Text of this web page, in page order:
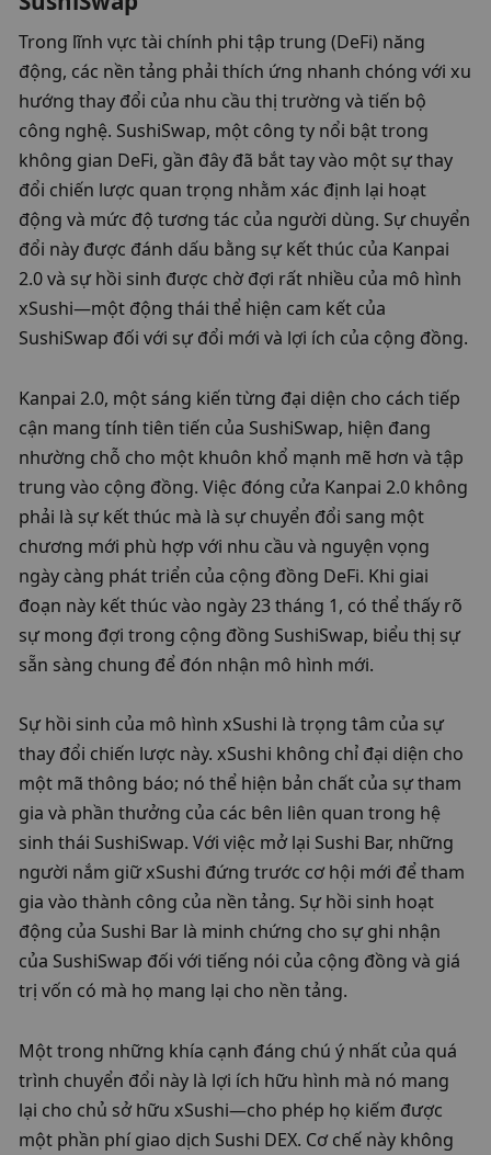
Trong lĩnh vực tài chính phi tập trung (DeFi) năng
động, các nền tảng phải thích ứng nhanh chóng với xu
hướng thay đổi của nhu cầu thị trường và tiến bộ
công nghệ. SushiSwap, một công ty nổi bật trong
không gian DeFi, gần đây đã bắt tay vào một sự thay
đổi chiến lược quan trọng nhằm xác định lại hoạt
động và mức độ tương tác của người dùng. Sự chuyển
đổi này được đánh dấu bằng sự kết thúc của Kanpai
2.0 và sự hồi sinh được chờ đợi rất nhiều của mô hình
xSushi—một động thái thể hiện cam kết của
SushiSwap đối với sự đổi mới và lợi ích của cộng đồng.
Kanpai 2.0, một sáng kiến ​​từng đại diện cho cách tiếp
cận mang tính tiên tiến của SushiSwap, hiện đang
nhường chỗ cho một khuôn khổ mạnh mẽ hơn và tập
trung vào cộng đồng. Việc đóng cửa Kanpai 2.0 không
phải là sự kết thúc mà là sự chuyển đổi sang một
chương mới phù hợp với nhu cầu và nguyện vọng
ngày càng phát triển của cộng đồng DeFi. Khi giai
đoạn này kết thúc vào ngày 23 tháng 1, có thể thấy rõ
sự mong đợi trong cộng đồng SushiSwap, biểu thị sự
sẵn sàng chung để đón nhận mô hình mới.
Sự hồi sinh của mô hình xSushi là trọng tâm của sự
thay đổi chiến lược này. xSushi không chỉ đại diện cho
một mã thông báo; nó thể hiện bản chất của sự tham
gia và phần thưởng của các bên liên quan trong hệ
sinh thái SushiSwap. Với việc mở lại Sushi Bar, những
người nắm giữ xSushi đứng trước cơ hội mới để tham
gia vào thành công của nền tảng. Sự hồi sinh hoạt
động của Sushi Bar là minh chứng cho sự ghi nhận
của SushiSwap đối với tiếng nói của cộng đồng và giá
trị vốn có mà họ mang lại cho nền tảng.
Một trong những khía cạnh đáng chú ý nhất của quá
trình chuyển đổi này là lợi ích hữu hình mà nó mang
lại cho chủ sở hữu xSushi—cho phép họ kiếm được
một phần phí giao dịch Sushi DEX. Cơ chế này không